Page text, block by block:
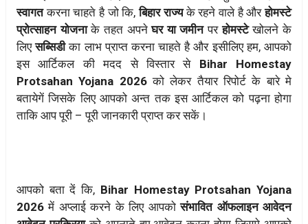
स्वागतकरना चाहते है जो कि, बिहार राज्यके रहने वाले है औरहोमस्टे
प्रोत्साहन योजनाके तहत अपनेघर या जमीनपरहोमस्टेखोलने के
लिएसब्सिडीका लाभ प्राप्त करना चाहते है और इसीलिए हम, आपको
इस आर्टिकल की मदद से विस्तार से Bihar Homestay
Protsahan Yojana 2026को लेकर तैयार रिपोर्ट के बारे मे
बतायेगें जिसके लिए आपको अन्त तक इस आर्टिकल को पढ़ना होगा
ताकि आप पूरी – पूरी जानकारी प्राप्त कर सकें।
आपको बता दें कि, Bihar Homestay Protsahan Yojana
2026 में अप्लाई करने के लिए आपकोसंभावित ऑफलाइन आवेदन